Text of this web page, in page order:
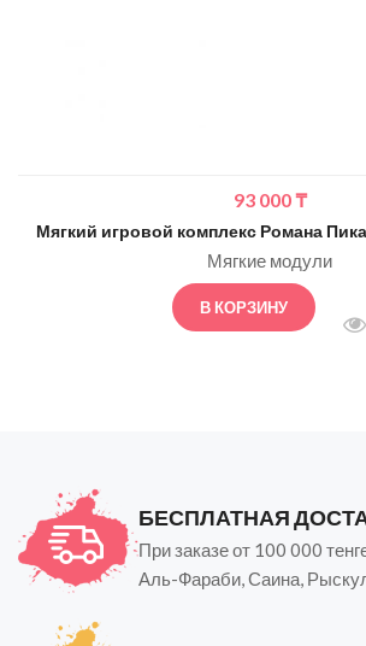
93 000₸
Мягкий игровой комплекс Романа
Мягкие модули
В КОРЗИНУ
БЕСПЛАТНАЯ
При заказе от 100 000
Аль-Фараби, Саина,